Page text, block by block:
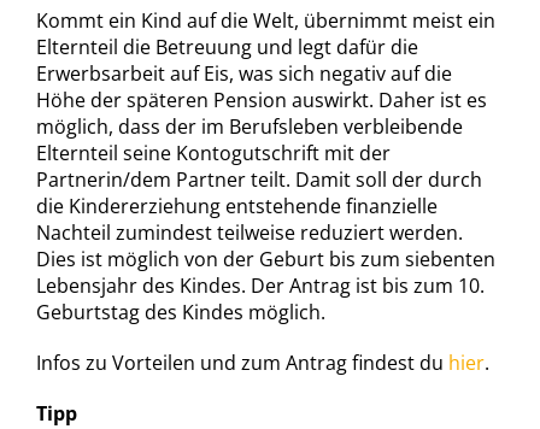
Kommt ein Kind auf die Welt, übernimmt meist ein
Elternteil die Betreuung und legt dafür die
Erwerbsarbeit auf Eis, was sich negativ auf die
Höhe der späteren Pension auswirkt. Daher ist es
möglich, dass der im Berufsleben verbleibende
Elternteil seine Kontogutschrift mit der
Partnerin/dem Partner teilt. Damit soll der durch
die Kindererziehung entstehende finanzielle
Nachteil zumindest teilweise reduziert werden.
Dies ist möglich von der Geburt bis zum siebenten
Lebensjahr des Kindes. Der Antrag ist bis zum 10.
Geburtstag des Kindes möglich.
Infos zu Vorteilen und zum Antrag findest du hier.
Tipp